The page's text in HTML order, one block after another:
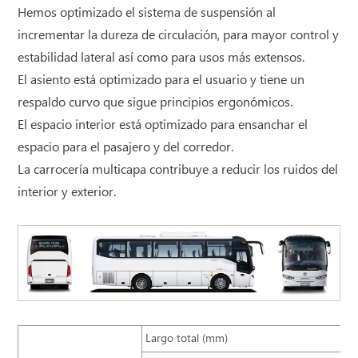
Hemos optimizado el sistema de suspensión al
incrementar la dureza de circulación, para mayor control y
estabilidad lateral así como para usos más extensos.
El asiento está optimizado para el usuario y tiene un
respaldo curvo que sigue principios ergonómicos.
El espacio interior está optimizado para ensanchar el
espacio para el pasajero y del corredor.
La carrocería multicapa contribuye a reducir los ruidos del
interior y exterior.
Largo total (mm)